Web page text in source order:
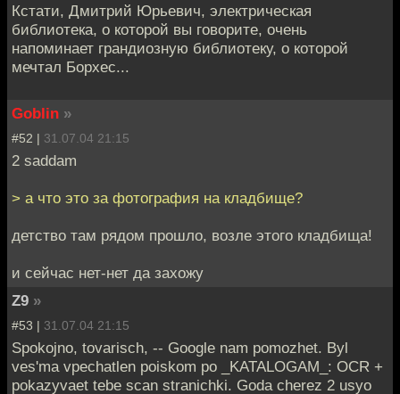
Кстати, Дмитрий Юрьевич, электрическая
библиотека, о которой вы говорите, очень
напоминает грандиозную библиотеку, о которой
мечтал Борхес...
Goblin »
#52 | 31.07.04 21:15
2 saddam
> а что это за фотография на кладбище?
детство там рядом прошло, возле этого кладбища!
и сейчас нет-нет да захожу
Z9 »
#53 | 31.07.04 21:15
Spokojno, tovarisch, -- Google nam pomozhet. Byl
ves'ma vpechatlen poiskom po _KATALOGAM_: OCR +
pokazyvaet tebe scan stranichki. Goda cherez 2 usyo